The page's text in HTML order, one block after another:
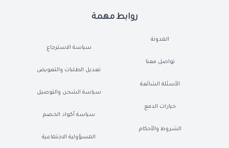
روابط مهمة
المدونة
تواصل معنا
الأسئلة الشائعة
خيارات الدفع
الشروط والأحكام
سياسة الاسترجاع
تعديل الطلبات والتعويض
سياسة الشحن والتوصيل
سياسة أكواد الخصم
المسؤولية الاجتماعية